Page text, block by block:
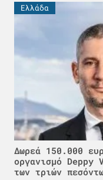
Ελλάδα
Δωρεά 150.000
οργανισμό
των τριών